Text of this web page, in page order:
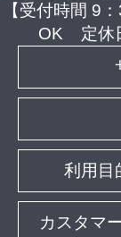
【受付時間 9
OK
定休
利用目
カスタマ